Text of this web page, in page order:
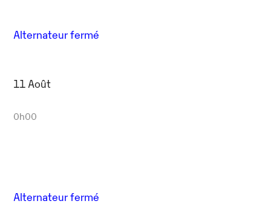
Alternateur fermé
11 Août
0h00
Alternateur fermé